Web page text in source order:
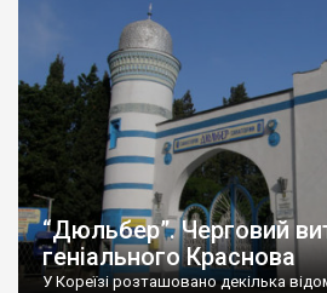
“Дюльбер”. Черговий
геніального Краснова
У Кореїзі розташовано декілька